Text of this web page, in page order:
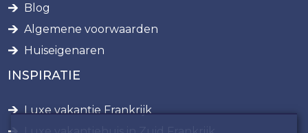
Blog
Algemene voorwaarden
Huiseigenaren
INSPIRATIE
Luxe vakantie Frankrijk